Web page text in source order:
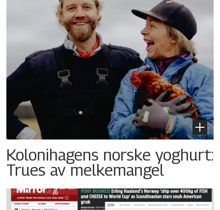
Kolonihagens norske yoghurt:
Trues av melkemangel